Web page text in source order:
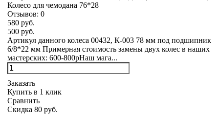
Колесо для чемодана 76*28
Отзывов: 0
580 руб.
500 руб.
Артикул данного колеса 00432, К-003 78 мм под подшипник
6/8*22 мм Примерная стоимость замены двух колес в наших
мастерских: 600-800рНаш мага...
Заказать
Купить в 1 клик
Сравнить
Скидка 80 руб.